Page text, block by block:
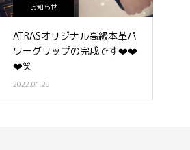
お知らせ
ATRASオリジナル高級本革パ
ワーグリップの完成です❤️❤️
❤️笑
2022.01.29